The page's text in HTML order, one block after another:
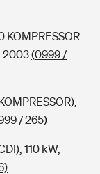
2003(0999 /
/ 265)
110 kW,